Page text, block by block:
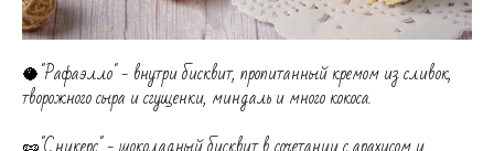
🥥"Рафаэлло" - внутри бисквит, пропитанный кремом из сливок,
творожного сыра и сгущенки, миндаль и много кокоса.